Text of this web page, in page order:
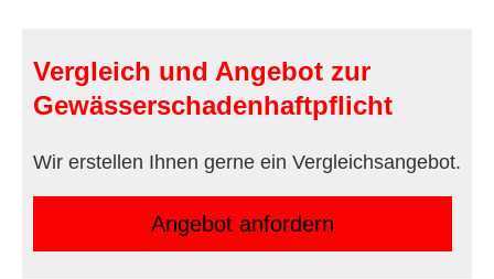
Vergleich und Angebot zur
Gewässerschadenhaftpflicht
Wir erstellen Ihnen gerne ein Vergleichsangebot.
An­ge­bot an­for­dern